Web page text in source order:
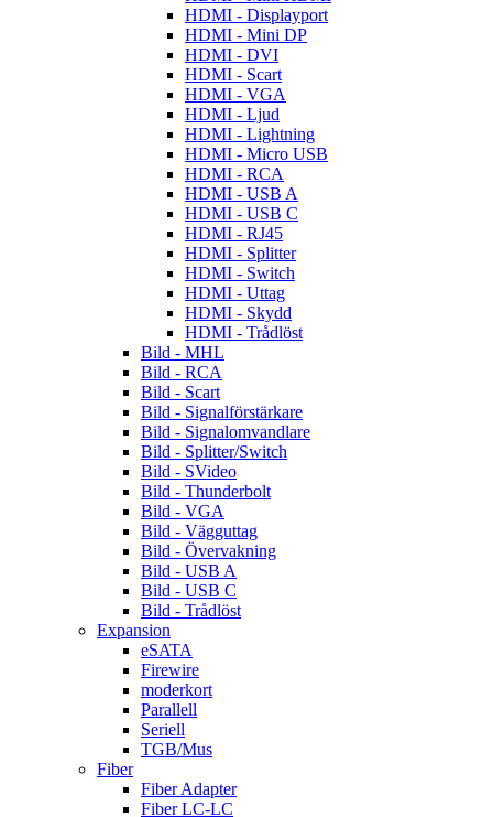
HDMI - Displayport
HDMI - Mini DP
HDMI - DVI
HDMI - Scart
HDMI - VGA
HDMI - Ljud
HDMI - Lightning
HDMI - Micro USB
HDMI - RCA
HDMI - USB A
HDMI - USB C
HDMI - RJ45
HDMI - Splitter
HDMI - Switch
HDMI - Uttag
HDMI - Skydd
HDMI - Trådlöst
Bild - MHL
Bild - RCA
Bild - Scart
Bild - Signalförstärkare
Bild - Signalomvandlare
Bild - Splitter/Switch
Bild - SVideo
Bild - Thunderbolt
Bild - VGA
Bild - Vägguttag
Bild - Övervakning
Bild - USB A
Bild - USB C
Bild - Trådlöst
Expansion
eSATA
Firewire
moderkort
Parallell
Seriell
TGB/Mus
Fiber
Fiber Adapter
Fiber LC-LC